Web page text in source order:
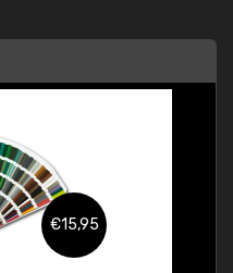
€15,95